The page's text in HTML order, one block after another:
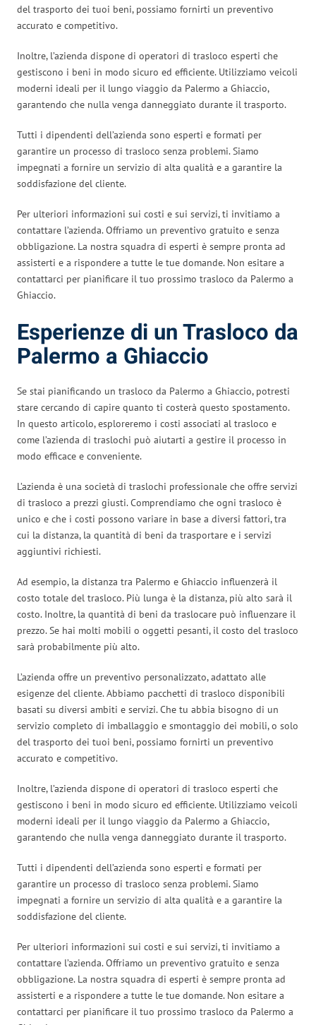
del trasporto dei tuoi beni, possiamo fornirti un preventivo
accurato e competitivo.
Inoltre, l’azienda dispone di operatori di trasloco esperti che
gestiscono i beni in modo sicuro ed efficiente. Utilizziamo veicoli
moderni ideali per il lungo viaggio da Palermo a Ghiaccio,
garantendo che nulla venga danneggiato durante il trasporto.
Tutti i dipendenti dell’azienda sono esperti e formati per
garantire un processo di trasloco senza problemi. Siamo
impegnati a fornire un servizio di alta qualità e a garantire la
soddisfazione del cliente.
Per ulteriori informazioni sui costi e sui servizi, ti invitiamo a
contattare l’azienda. Offriamo un preventivo gratuito e senza
obbligazione. La nostra squadra di esperti è sempre pronta ad
assisterti e a rispondere a tutte le tue domande. Non esitare a
contattarci per pianificare il tuo prossimo trasloco da Palermo a
Ghiaccio.
Esperienze di un Trasloco da
Palermo a Ghiaccio
Se stai pianificando un trasloco da Palermo a Ghiaccio, potresti
stare cercando di capire quanto ti costerà questo spostamento.
In questo articolo, esploreremo i costi associati al trasloco e
come l’azienda di traslochi può aiutarti a gestire il processo in
modo efficace e conveniente.
L’azienda è una società di traslochi professionale che offre servizi
di trasloco a prezzi giusti. Comprendiamo che ogni trasloco è
unico e che i costi possono variare in base a diversi fattori, tra
cui la distanza, la quantità di beni da trasportare e i servizi
aggiuntivi richiesti.
Ad esempio, la distanza tra Palermo e Ghiaccio influenzerà il
costo totale del trasloco. Più lunga è la distanza, più alto sarà il
costo. Inoltre, la quantità di beni da traslocare può influenzare il
prezzo. Se hai molti mobili o oggetti pesanti, il costo del trasloco
sarà probabilmente più alto.
L’azienda offre un preventivo personalizzato, adattato alle
esigenze del cliente. Abbiamo pacchetti di trasloco disponibili
basati su diversi ambiti e servizi. Che tu abbia bisogno di un
servizio completo di imballaggio e smontaggio dei mobili, o solo
del trasporto dei tuoi beni, possiamo fornirti un preventivo
accurato e competitivo.
Inoltre, l’azienda dispone di operatori di trasloco esperti che
gestiscono i beni in modo sicuro ed efficiente. Utilizziamo veicoli
moderni ideali per il lungo viaggio da Palermo a Ghiaccio,
garantendo che nulla venga danneggiato durante il trasporto.
Tutti i dipendenti dell’azienda sono esperti e formati per
garantire un processo di trasloco senza problemi. Siamo
impegnati a fornire un servizio di alta qualità e a garantire la
soddisfazione del cliente.
Per ulteriori informazioni sui costi e sui servizi, ti invitiamo a
contattare l’azienda. Offriamo un preventivo gratuito e senza
obbligazione. La nostra squadra di esperti è sempre pronta ad
assisterti e a rispondere a tutte le tue domande. Non esitare a
contattarci per pianificare il tuo prossimo trasloco da Palermo a